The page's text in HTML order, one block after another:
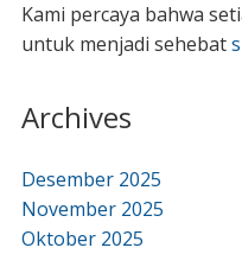
Kami percaya bahwa
untuk menjadi sehebat
Archives
Desember 2025
November 2025
Oktober 2025